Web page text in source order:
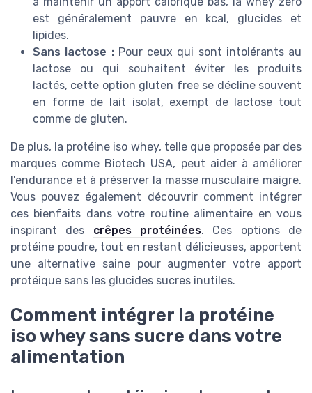
est généralement pauvre en kcal, glucides et
lipides.
Sans lactose : Pour ceux qui sont intolérants au
lactose ou qui souhaitent éviter les produits
lactés, cette option gluten free se décline souvent
en forme de lait isolat, exempt de lactose tout
comme de gluten.
De plus, la protéine iso whey, telle que proposée par des
marques comme Biotech USA, peut aider à améliorer
l'endurance et à préserver la masse musculaire maigre.
Vous pouvez également découvrir comment intégrer
ces bienfaits dans votre routine alimentaire en vous
inspirant des crêpes protéinées. Ces options de
protéine poudre, tout en restant délicieuses, apportent
une alternative saine pour augmenter votre apport
protéique sans les glucides sucres inutiles.
Comment intégrer la protéine
iso whey sans sucre dans votre
alimentation